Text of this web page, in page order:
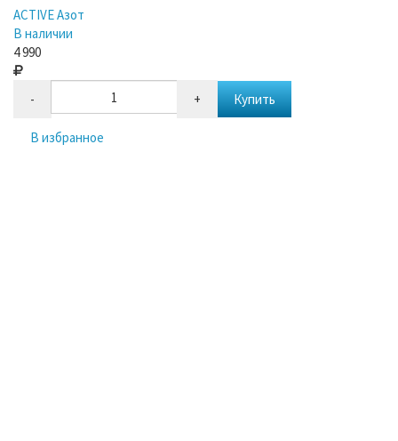
ACTIVE Азот
В наличии
4 990
- + Купить
В избранное